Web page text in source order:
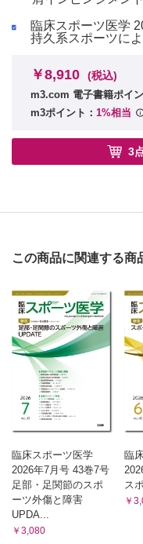
臨床スポーツ医学
持久系スポーツに
￥8,910 (税込)
m3.com 電子書籍ポイン
m3ポイント： 1%相当
3
この商品に関連する商
臨床スポーツ医学
2026年7月号 43巻7号
足部・足関節のスポ
ーツ外傷と障害
UPDA...
￥3,080
臨
ス
￥